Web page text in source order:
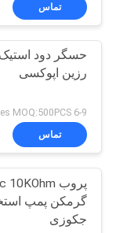
تماس
حسگر دود
رزین اپوکسی
6-9 USD / Pieces MOQ:500PCS
تماس
گرمکن پمپ
جکوزی